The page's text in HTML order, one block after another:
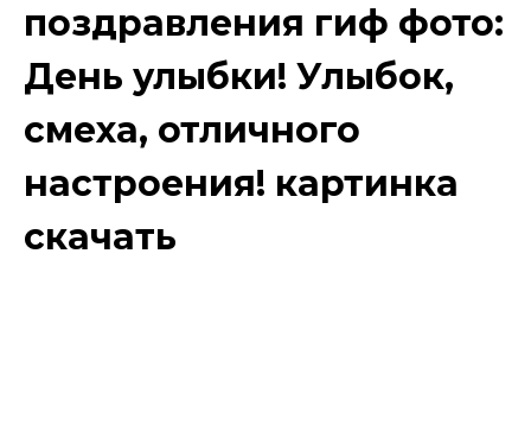
поздравления гиф фото:
День улыбки! Улыбок,
смеха, отличного
настроения! картинка
скачать